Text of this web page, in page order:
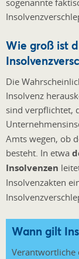
sogenannte
Wie groß ist
Die
Insolvenz
sind verpflichtet,
Amts wegen, ob
besteht. In etwa
Insolvenzen
Insolvenzakten
Wann gilt
Verantwortliche